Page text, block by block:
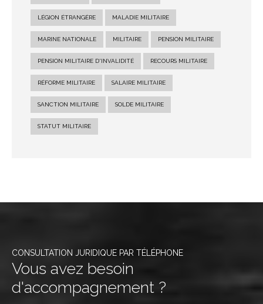
LÉGION ÉTRANGÈRE MALADIE MILITAIRE
MARINE NATIONALE MILITAIRE PENSION MILITAIRE
PENSION MILITAIRE D'INVALIDITÉ RECOURS MILITAIRE
RÉFORME MILITAIRE SALAIRE MILITAIRE
SANCTION MILITAIRE SOLDE MILITAIRE
STATUT MILITAIRE
CONSULTATION JURIDIQUE PAR TÉLÉPHONE
Vous avez besoin
d'accompagnement ?